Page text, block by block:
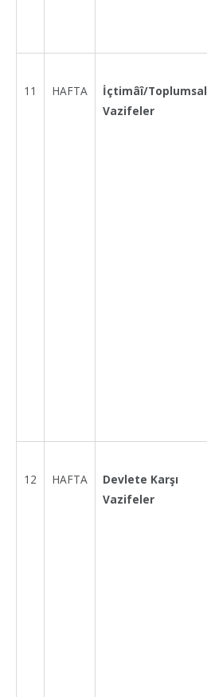
11 HAFTA
İçtimâî/Toplumsal
Vazifeler
12 HAFTA
Devlete Karşı
Vazifeler